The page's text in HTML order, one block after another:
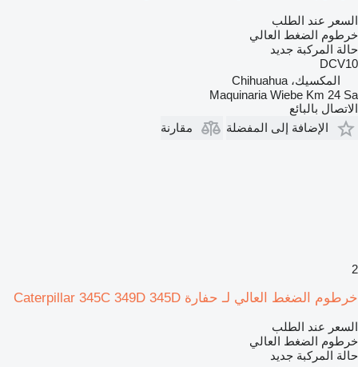
السعر عند الطلب
خرطوم الضغط العالي
حالة المركبة جديد
DCV10
المكسيك، Chihuahua
Maquinaria Wiebe Km 24 Sa
الاتصال بالبائع
الإضافة إلى المفضلة
مقارنة
2
خرطوم الضغط العالي لـ حفارة Caterpillar 345C 349D 345D
السعر عند الطلب
خرطوم الضغط العالي
حالة المركبة جديد